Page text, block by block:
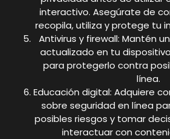
interactivo. Asegúrate de
recopila, utiliza y protege tu
Antivirus y firewall: Mantén
actualizado en tu
para protegerlo contra
línea.
Educación digital: Adquiere
sobre seguridad en línea
posibles riesgos y tomar
interactuar con